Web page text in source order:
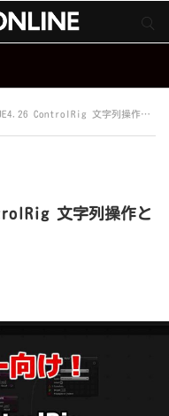
文字列操作とFKリグの効率的な作り方
文字列操作と